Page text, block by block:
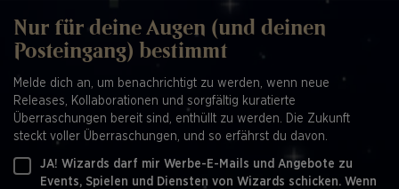
Nur für deine Augen (und deinen
Posteingang) bestimmt
Melde dich an, um benachrichtigt zu werden, wenn neue
Releases, Kollaborationen und sorgfältig kuratierte
Überraschungen bereit sind, enthüllt zu werden. Die Zukunft
steckt voller Überraschungen, und so erfährst du davon.
JA! Wizards darf mir Werbe-E-Mails und Angebote zu
Events, Spielen und Diensten von Wizards schicken. Wenn